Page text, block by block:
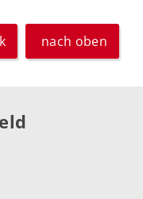
nach oben